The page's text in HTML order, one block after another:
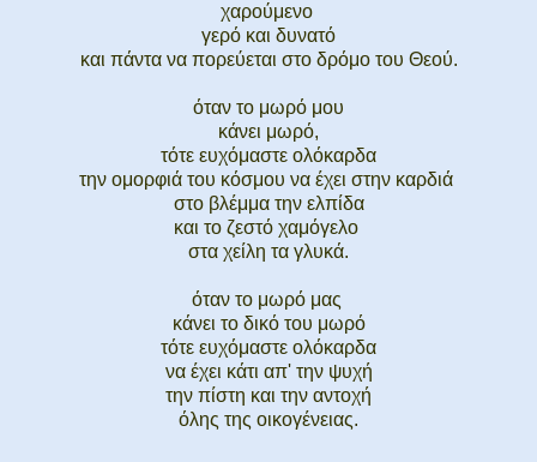
χαρούμενο
γερό και δυνατό
και πάντα να πορεύεται στο δρόμο του Θεού.
όταν το μωρό μου
κάνει μωρό,
τότε ευχόμαστε ολόκαρδα
την ομορφιά του κόσμου να έχει στην καρδιά
στο βλέμμα την ελπίδα
και το ζεστό χαμόγελο
στα χείλη τα γλυκά.
όταν το μωρό μας
κάνει το δικό του μωρό
τότε ευχόμαστε ολόκαρδα
να έχει κάτι απ' την ψυχή
την πίστη και την αντοχή
όλης της οικογένειας.